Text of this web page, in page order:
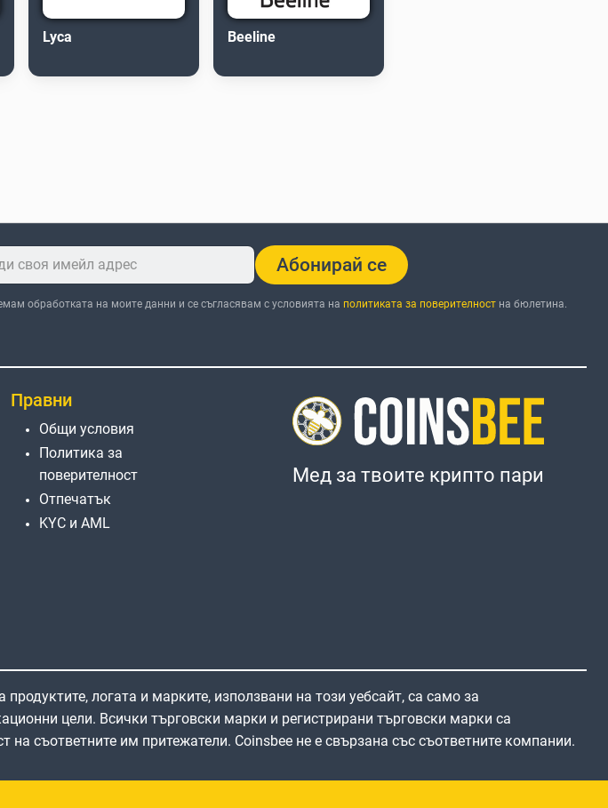
Lyca Beeline
Абонирай се
обработката на моите данни и се съгласявам с условията на политиката за поверителностна бюлетина.
Правни
Общи условия
Политика за
поверителност
Отпечатък
KYC и AML
Мед за твоите крипто пари
продуктите, логата и марките, използвани на този уебсайт, са само за
цели. Всички търговски марки и регистрирани търговски марки са
на съответните им притежатели. Coinsbee не е свързана със съответните компании.